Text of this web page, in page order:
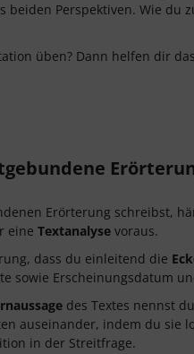
Perspektiven. Wie du
üben? Dann helfen dir
Erörterung schreibst,
eine Textanalyse voraus.
dass du einleitend die
sowie Erscheinungsdatum
des Textes nennst
auseinander, indem du sie
in der Streitfrage.